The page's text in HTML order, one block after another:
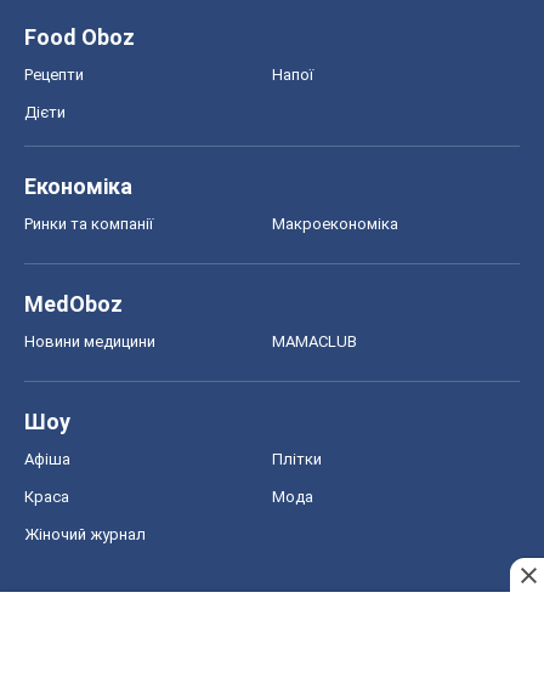
Food Oboz
Рецепти Напої
Дієти
Економіка
Ринки та компанії Макроекономіка
MedOboz
Новини медицини MAMACLUB
Шоу
Афіша Плітки
Краса Мода
Жіночий журнал